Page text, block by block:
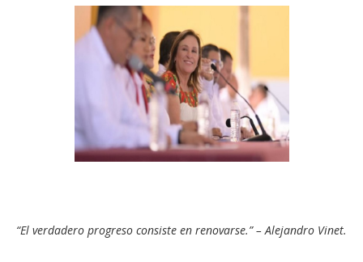
“El verdadero progreso consiste en renovarse.” – Alejandro Vinet.